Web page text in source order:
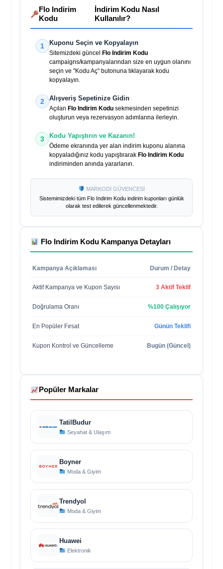
Flo Indirim
Kodu
İndirim Kodu Nasıl
Kullanılır?
1 Kuponu Seçin ve Kopyalayın
Sitemizdeki güncel
Flo Indirim Kodu
campaigns/kampanyalarından size en uygun olanını
seçin ve "Kodu Aç" butonuna tıklayarak kodu
kopyalayın.
2 Alışveriş Sepetinize Gidin
Açılan Flo Indirim Kodu sekmesinden sepetinizi
oluşturun veya rezervasyon adımlarına ilerleyin.
3 Kodu Yapıştırın ve Kazanın!
Ödeme ekranında yer alan indirim kuponu alanına
kopyaladığınız kodu yapıştırarak Flo Indirim Kodu
indiriminden anında yararlanın.
MARKODİ GÜVENCESİ
Sistemimizdeki tüm Flo Indirim Koduindirim kuponları günlük
olarak test edilerek güncellenmektedir.
Flo Indirim Kodu Kampanya Detayları
Kampanya Açıklaması Durum / Detay
Aktif Kampanya ve Kupon Sayısı 3 Aktif Teklif
Doğrulama Oranı %100 Çalışıyor
En Popüler Fırsat Günün Teklifi
Kupon Kontrol ve Güncelleme Bugün (Güncel)
Popüler Markalar
TatilBudur
Seyahat & Ulaşım
Boyner
Moda & Giyim
Trendyol
Moda & Giyim
Huawei
Elektronik